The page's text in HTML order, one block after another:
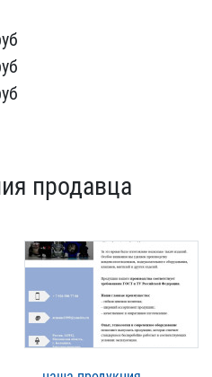
продавца